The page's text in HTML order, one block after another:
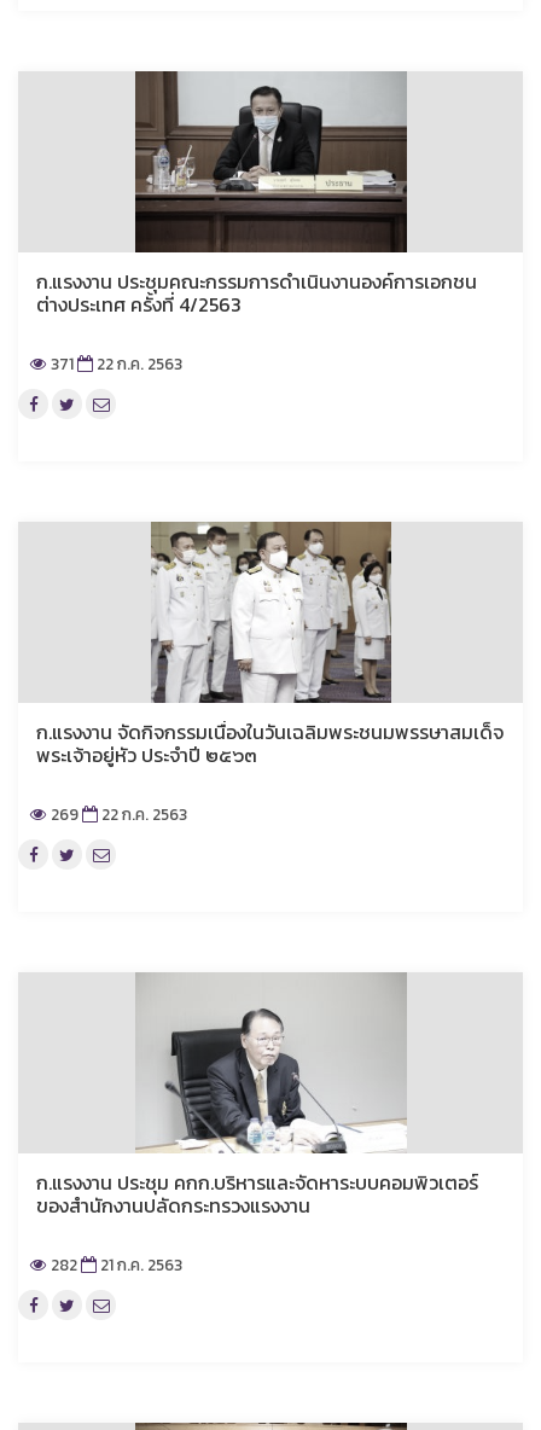
ก.แรงงาน ประชุมคณะกรรมการดำเนินงานองค์การเอกชน
ต่างประเทศ ครั้งที่ 4/2563
371 22 ก.ค. 2563
ก.แรงงาน จัดกิจกรรมเนื่องในวันเฉลิมพระชนมพรรษาสมเด็จ
พระเจ้าอยู่หัว ประจำปี ๒๕๖๓
269 22 ก.ค. 2563
ก.แรงงาน ประชุม คกก.บริหารและจัดหาระบบคอมพิวเตอร์
ของสำนักงานปลัดกระทรวงแรงงาน
282 21 ก.ค. 2563